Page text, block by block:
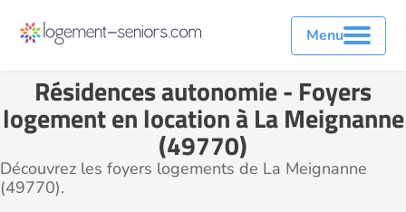
Menu
Résidences autonomie - Foyers
logement en location à La Meignanne
(49770)
Découvrez les foyers logements de La Meignanne
(49770).